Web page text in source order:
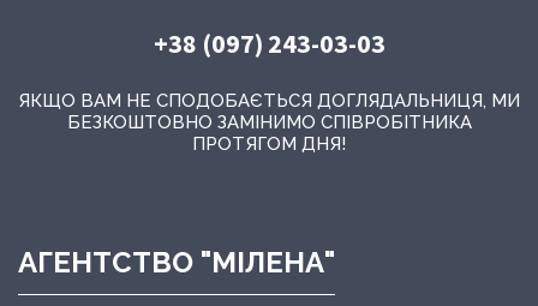
АГЕНТСТВО "МІЛЕНА"
+38 (097) 243-03-03
ЯКЩО ВАМ НЕ СПОДОБАЄТЬСЯ ДОГЛЯДАЛЬНИЦЯ, МИ
БЕЗКОШТОВНО ЗАМІНИМО СПІВРОБІТНИКА
ПРОТЯГОМ ДНЯ!